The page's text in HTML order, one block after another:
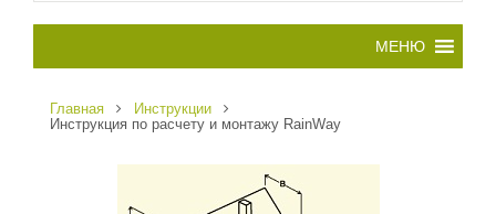
Главная
Инструкции
Инструкция по расчету и монтажу RainWay